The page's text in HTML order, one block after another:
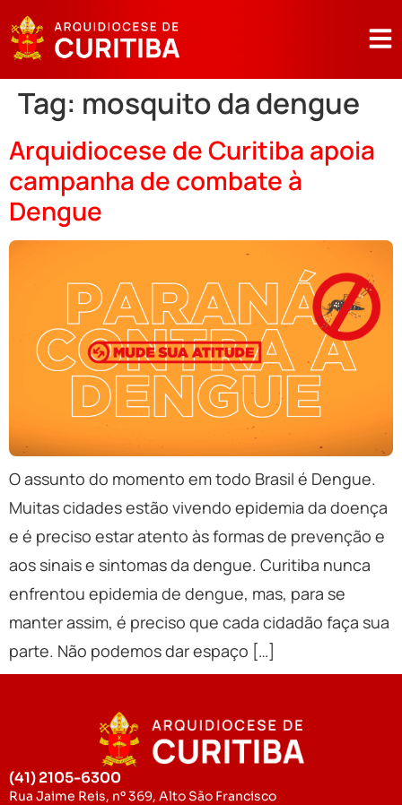
Tag: mosquito da dengue
Arquidiocese de Curitiba apoia
campanha de combate à
Dengue
O assunto do momento em todo Brasil é Dengue.
Muitas cidades estão vivendo epidemia da doença
e é preciso estar atento às formas de prevenção e
aos sinais e sintomas da dengue. Curitiba nunca
enfrentou epidemia de dengue, mas, para se
manter assim, é preciso que cada cidadão faça sua
parte. Não podemos dar espaço […]
(41) 2105-6300
Rua Jaime Reis, nº 369, Alto São Francisco